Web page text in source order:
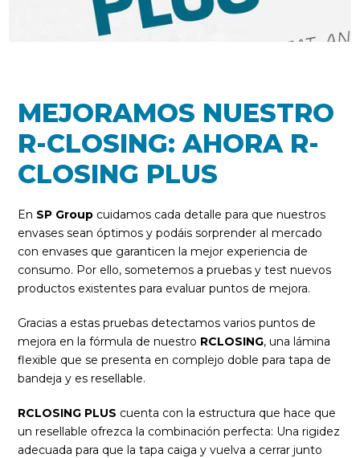
MEJORAMOS NUESTRO
R-CLOSING: AHORA R-
CLOSING PLUS
En SP Group cuidamos cada detalle para que nuestros
envases sean óptimos y podáis sorprender al mercado
con envases que garanticen la mejor experiencia de
consumo. Por ello, sometemos a pruebas y test nuevos
productos existentes para evaluar puntos de mejora.
Gracias a estas pruebas detectamos varios puntos de
mejora en la fórmula de nuestro RCLOSING, una lámina
flexible que se presenta en complejo doble para tapa de
bandeja y es resellable.
RCLOSING PLUS cuenta con la estructura que hace que
un resellable ofrezca la combinación perfecta: Una rigidez
adecuada para que la tapa caiga y vuelva a cerrar junto